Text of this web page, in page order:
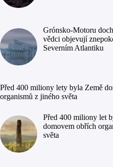
Grónsko-Motoru
vědci objevují
Severním Atlantiku
Před 400 miliony lety byla Země
organismů z jiného světa
Před 400 miliony let
domovem obřích
světa